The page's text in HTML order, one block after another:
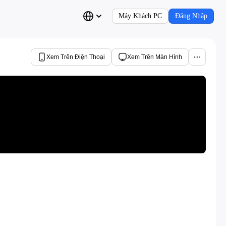
Máy Khách PC Đăng Nhập
Xem Trên Điện Thoại Xem Trên Màn Hình